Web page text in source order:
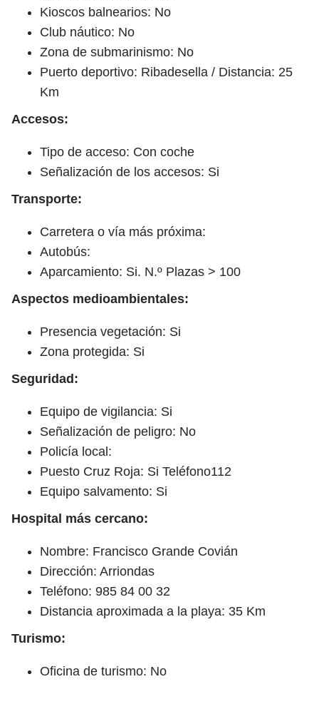
Kioscos balnearios: No
Club náutico: No
Zona de submarinismo: No
Puerto deportivo: Ribadesella / Distancia: 25
Km
Accesos:
Tipo de acceso: Con coche
Señalización de los accesos: Si
Transporte:
Carretera o vía más próxima:
Autobús:
Aparcamiento: Si. N.º Plazas > 100
Aspectos medioambientales:
Presencia vegetación: Si
Zona protegida: Si
Seguridad:
Equipo de vigilancia: Si
Señalización de peligro: No
Policía local:
Puesto Cruz Roja: Si Teléfono112
Equipo salvamento: Si
Hospital más cercano:
Nombre: Francisco Grande Covián
Dirección: Arriondas
Teléfono: 985 84 00 32
Distancia aproximada a la playa: 35 Km
Turismo:
Oficina de turismo: No